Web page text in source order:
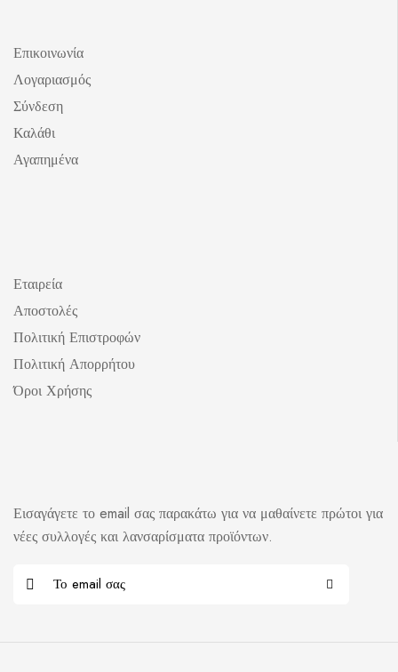
Επικοινωνία
Λογαριασμός
Σύνδεση
Καλάθι
Αγαπημένα
Εταιρεία
Αποστολές
Πολιτική Επιστροφών
Πολιτική Απορρήτου
Όροι Χρήσης
Εισαγάγετε το email σας παρακάτω για να μαθαίνετε πρώτοι για
νέες συλλογές και λανσαρίσματα προϊόντων.